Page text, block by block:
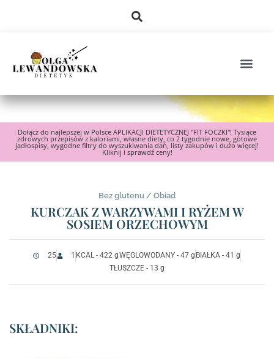
Dołącz do najlepszej w Polsce APLIKACJI DIETETYCZNEJ "FIT FOCZKI"! Tysiące
zdrowych przepisów z kaloriami, własne diety, co 2 tygodnie nowe, gotowe
jadłospisy, wygodne filtry do wyszukiwania dań, listy zakupów i dużo więcej!
Kliknij i sprawdź ceny!
Bez glutenu / Obiad
KURCZAK Z WARZYWAMI I RYŻEM W
SOSIEM ORZECHOWYM
25 1 KCAL - 422 gWĘGLOWODANY - 47 g BIAŁKA - 41 g
TŁUSZCZE - 13 g
SKŁADNIKI: